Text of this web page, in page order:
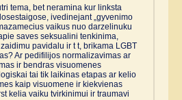
tema, bet neramina kur linksta
ivedinejant „gyvenimo
vaikus nuo darzelinuku
saves seksualini tenkinima,
pavidalu ir t t, brikama LGBT
Ar pedifilijos normalizavimas ar
ir bendras visuomenes
tai tik laikinas etapas ar kelio
kaip visuomene ir kiekvienas
kelia vaiku tvirkinimui ir traumavi